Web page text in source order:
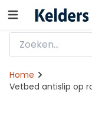
Home
Vetbed antislip op